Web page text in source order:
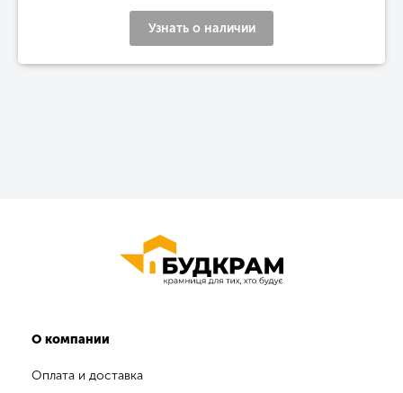
Узнать о наличии
О компании
Оплата и доставка